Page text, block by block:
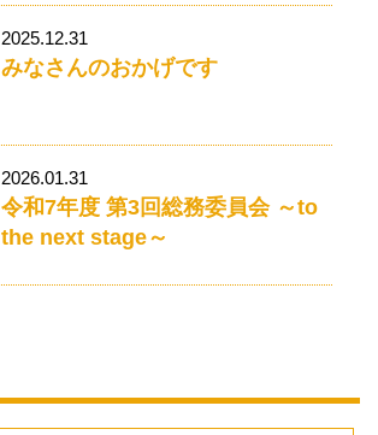
2025.12.31
みなさんのおかげです
2026.01.31
令和7年度 第3回総務委員会 ～to
the next stage～